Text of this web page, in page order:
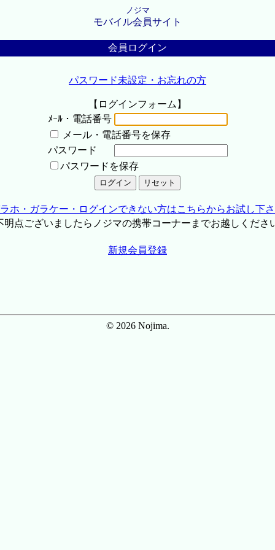
ノジマ
モバイル会員サイト
会員ログイン
パスワード未設定・お忘れの方
【ログインフォーム】
ﾒｰﾙ・電話番号
メール・電話番号を保存
パスワード
パスワードを保存
ホ・ガラケー・ログインできない方はこちらからお試し下
点ございましたらノジマの携帯コーナーまでお越しくださ
新規会員登録
© 2026 Nojima.